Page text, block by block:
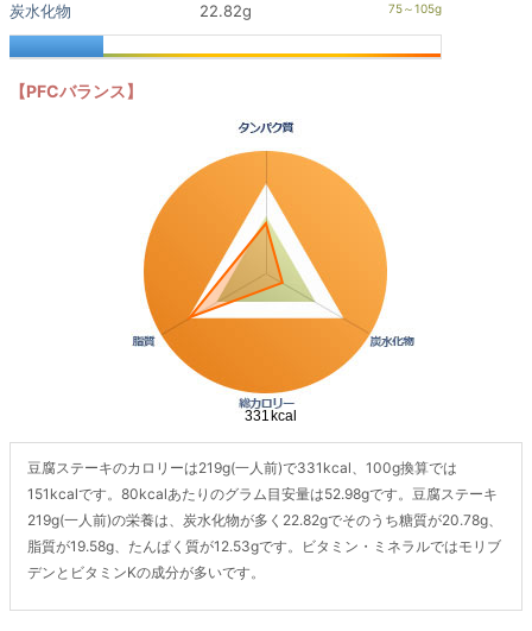
炭水化物 22.82g
【PFCバランス】
豆腐ステーキのカロリーは219g(一人前)で331kcal、100g換算では
151kcalです。80kcalあたりのグラム目安量は52.98gです。豆腐ステーキ
219g(一人前)の栄養は、炭水化物が多く22.82gでそのうち糖質が20.78g、
脂質が19.58g、たんぱく質が12.53gです。ビタミン・ミネラルではモリブ
デンとビタミンKの成分が多いです。